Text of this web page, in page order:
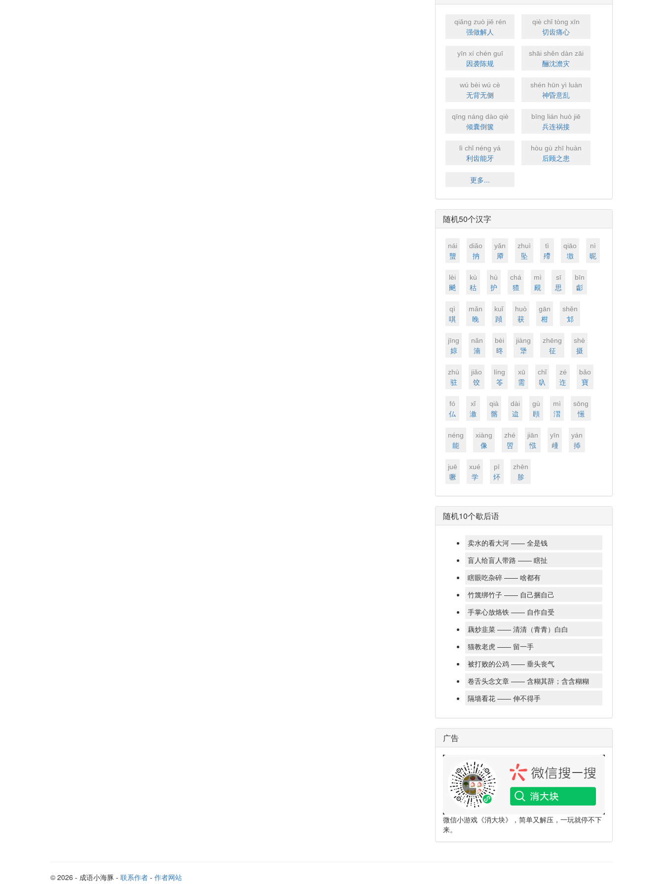
qiǎng zuò jiě rén
强做解人
qiè chǐ tòng xīn
切齿痛心
yīn xí chén guī
因袭陈规
shāi shěn dàn zāi
酾沈澹灾
wú bèi wú cè
无背无侧
shén hūn yì luàn
神昏意乱
qīng náng dào qiè
倾囊倒箧
bīng lián huò jiē
兵连祸接
lì chǐ néng yá
利齿能牙
hòu gù zhī huàn
后顾之患
更多...
随机50个汉字
nái
螚
diǎo
抐
yǎn
厣
zhuì
坠
tì
殢
qiāo
墽
nì
昵
lèi
飇
kù
秙
hù
护
chá
猹
mì
覛
sī
思
bīn
虨
qì
唭
mǎn
睌
kuǐ
蹞
huò
获
ɡān
柑
shěn
邥
jīnɡ
婛
nǎn
湳
bèi
昸
jiànɡ
犟
zhēnɡ
征
shè
摄
zhù
驻
jiǎo
饺
línɡ
笭
xū
需
chǐ
叺
zé
迮
bǎo
寶
fó
仏
xǐ
漵
qià
髂
dài
迨
ɡù
頋
mì
漝
sōnɡ
憽
nénɡ
能
xiànɡ
像
zhé
啠
jiān
惤
yīn
歱
yán
揷
juē
噘
xué
学
pī
炋
zhēn
胗
随机10个歇后语
卖水的看大河 —— 全是钱
盲人给盲人带路 —— 瞎扯
瞎眼吃杂碎 —— 啥都有
竹篾绑竹子 —— 自己捆自己
手掌心放烙铁 —— 自作自受
藕炒韭菜 —— 清清（青青）白白
猫教老虎 —— 留一手
被打败的公鸡 —— 垂头丧气
卷舌头念文章 —— 含糊其辞；含含糊糊
隔墙看花 —— 伸不得手
广告
微信小游戏《消大块》，简单又解压，一玩就停不下
来。
© 2026 - 成语小海豚 - 联系作者 - 作者网站